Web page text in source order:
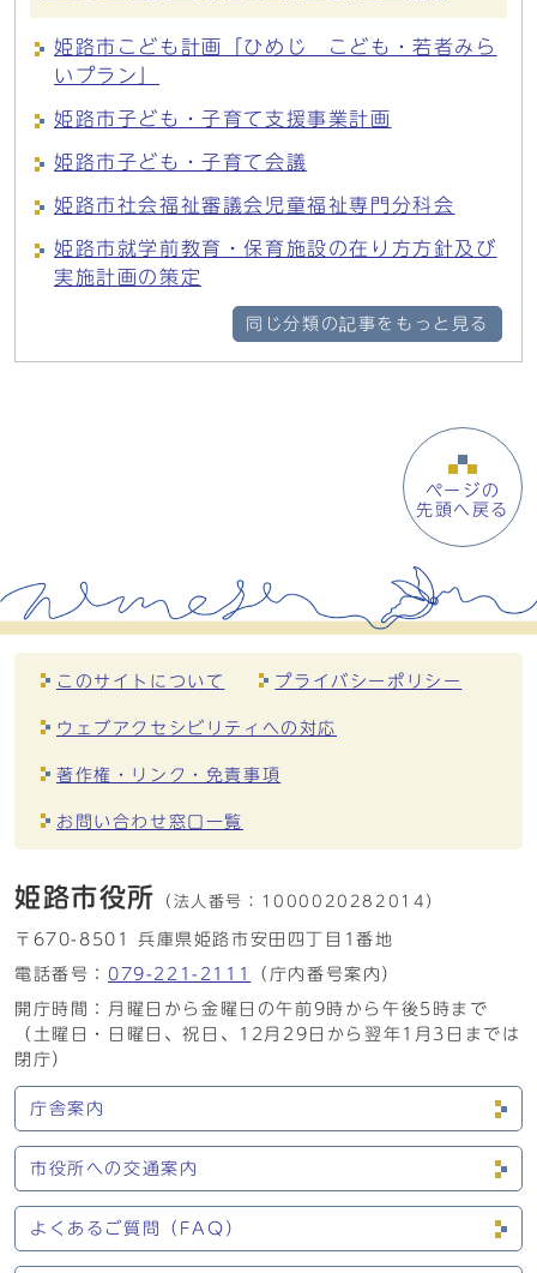
姫路市こども計画「ひめじ こども・若者みら
いプラン」
姫路市子ども・子育て支援事業計画
姫路市子ども・子育て会議
姫路市社会福祉審議会児童福祉専門分科会
姫路市就学前教育・保育施設の在り方方針及び
実施計画の策定
同じ分類の記事をもっと見る
ページの
先頭へ戻る
このサイトについて プライバシーポリシー
ウェブアクセシビリティへの対応
著作権・リンク・免責事項
お問い合わせ窓口一覧
姫路市役所 （法人番号： 1000020282014）
〒670-8501 兵庫県姫路市安田四丁目1番地
電話番号： 079-221-2111
（庁内番号案内）
開庁時間：月曜日から金曜日の午前9時から午後5時まで
（土曜日・日曜日、祝日、12月29日から翌年1月3日までは
閉庁）
庁舎案内
市役所への交通案内
よくあるご質問（FAQ）